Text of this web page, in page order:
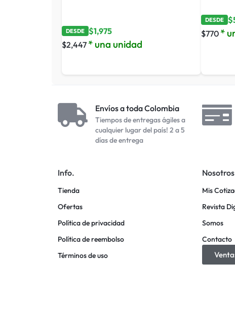
DESDE $1,975
$2,447 * una unidad
DESDE $
$770 *
Envíos a toda Colombia
Tiempos de entregas ágiles a
cualquier lugar del país! 2 a 5
días de entrega
Info.
Tienda
Ofertas
Política de privacidad
Política de reembolso
Términos de uso
Nosotros
Mis
Revista
Somos
Contacto